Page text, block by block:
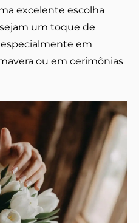
excelente escolha
um toque de
em
ou em cerimônias